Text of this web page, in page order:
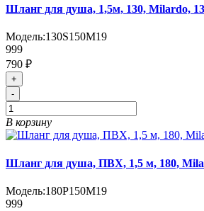
Шланг для душа, 1,5м, 130, Milardo,
Модель:130S150M19
999
790 ₽
+
-
В корзину
Шланг для душа, ПВХ, 1,5 м, 180,
Модель:180P150M19
999